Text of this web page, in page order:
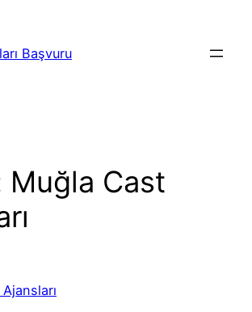
Başvuru
Muğla Cast